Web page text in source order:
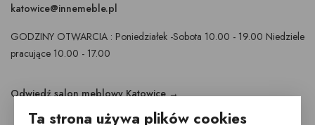
katowice@innemeble.pl
GODZINY OTWARCIA : Poniedziałek -Sobota 10.00 - 19.00 Niedziele
pracujące 10.00 - 17.00
Odwiedź salon meblowy Katowice →
Ta strona używa plików cookies